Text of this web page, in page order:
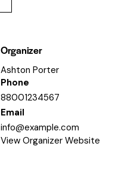
Organizer
Ashton Porter
Phone
88001234567
Email
info@example.com
View Organizer Website